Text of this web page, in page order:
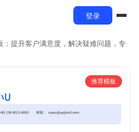
登录
：提升客户满意度，解决疑难问题，专
推荐模板